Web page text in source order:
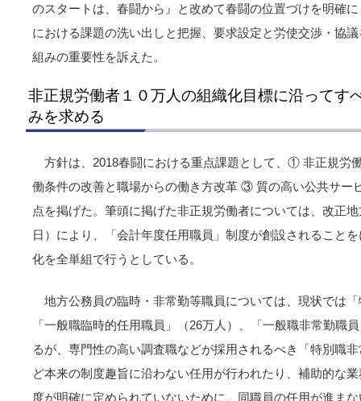
のスタートは、春闘から』と改めて春闘の位置づけを明確
における課題の洗い出しと把握、要求設定と労使交渉・協
組みの重要性を訴えた。
非正規労働者１０万人の組織化目標に沿ってす
みを求める
方針は、2018春闘における重点課題として、① 非正規労
働条件の改善と職場からの働き方改革 ③ 質の高い公共サ
点を掲げた。筆頭に掲げた非正規労働者については、改正
日）により、「会計年度任用職員」制度が創設されること
化を全単組で行うとしている。
地方公務員の臨時・非常勤等職員については、現状では
「一般職臨時的任用職員」（26万人）、「一般職非常勤職
るが、専門性の高い調査職などが採用されるべき「特別職
ど本来の制度趣旨に沿わない任用が行われたり、補助的な
度が明確に定められていないために、同職員の任用が進ま